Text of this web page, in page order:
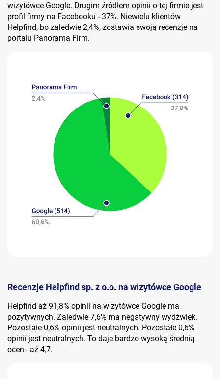
wizytówce Google. Drugim źródłem opinii o tej firmie jest
profil firmy na Facebooku - 37%. Niewielu klientów
Helpfind, bo zaledwie 2,4%, zostawia swoją recenzje na
portalu Panorama Firm.
Recenzje Helpfind sp. z o.o. na wizytówce Google
Helpfind aż 91,8% opinii na wizytówce Google ma
pozytywnych. Zaledwie 7,6% ma negatywny wydźwięk.
Pozostałe 0,6% opinii jest neutralnych. Pozostałe 0,6%
opinii jest neutralnych. To daje bardzo wysoką średnią
ocen - aż 4,7.